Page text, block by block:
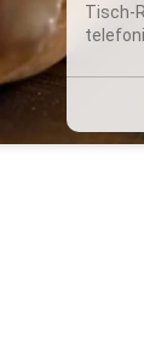
Tisch-